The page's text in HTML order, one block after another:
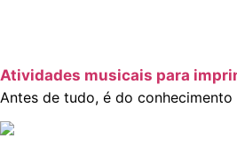
Atividades musicais para
Antes de tudo, é do conhecimento